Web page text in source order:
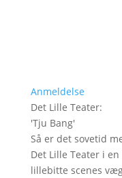
Anmeldelse
Det Lille Teater:
'Tju Bang'
Så er det sovetid
Det Lille Teater i
lillebitte scenes